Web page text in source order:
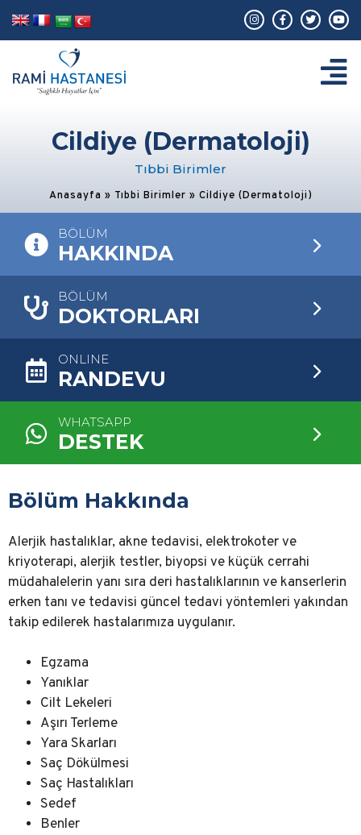
Cildiye (Dermatoloji)
Tıbbi Birimler
Anasayfa » Tıbbi Birimler » Cildiye (Dermatoloji)
BÖLÜM
HAKKINDA
BÖLÜM
DOKTORLARI
ONLINE
RANDEVU
WHATSAPP
DESTEK
Bölüm Hakkında
Alerjik hastalıklar, akne tedavisi, elektrokoter ve
kriyoterapi, alerjik testler, biyopsi ve küçük cerrahi
müdahalelerin yanı sıra deri hastalıklarının ve kanserlerin
erken tanı ve tedavisi güncel tedavi yöntemleri yakından
takip edilerek hastalarımıza uygulanır.
Egzama
Yanıklar
Cilt Lekeleri
Aşırı Terleme
Yara Skarları
Saç Dökülmesi
Saç Hastalıkları
Sedef
Benler